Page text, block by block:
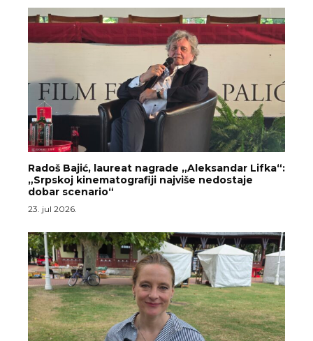
Radoš Bajić, laureat nagrade „Aleksandar Lifka“:
„Srpskoj kinematografiji najviše nedostaje
dobar scenario“
23. jul 2026.